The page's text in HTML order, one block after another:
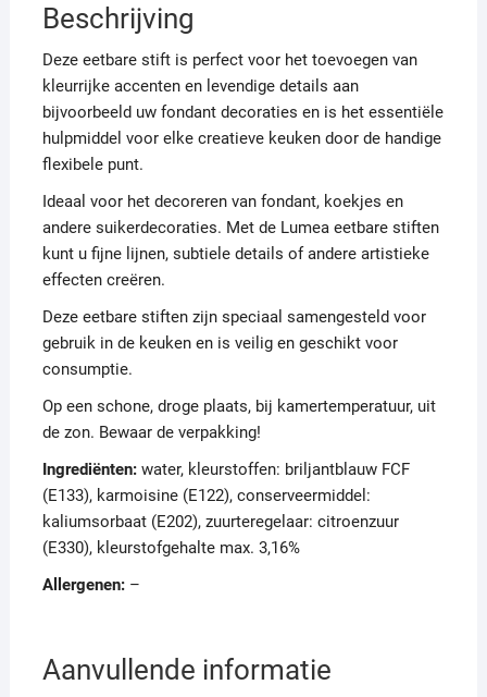
Beschrijving
Deze eetbare stift is perfect voor het toevoegen van
kleurrijke accenten en levendige details aan
bijvoorbeeld uw fondant decoraties en is het essentiële
hulpmiddel voor elke creatieve keuken door de handige
flexibele punt.
Ideaal voor het decoreren van fondant, koekjes en
andere suikerdecoraties. Met de Lumea eetbare stiften
kunt u fijne lijnen, subtiele details of andere artistieke
effecten creëren.
Deze eetbare stiften zijn speciaal samengesteld voor
gebruik in de keuken en is veilig en geschikt voor
consumptie.
Op een schone, droge plaats, bij kamertemperatuur, uit
de zon. Bewaar de verpakking!
Ingrediënten:water, kleurstoffen: briljantblauw FCF
(E133), karmoisine (E122), conserveermiddel:
kaliumsorbaat (E202), zuurteregelaar: citroenzuur
(E330), kleurstofgehalte max. 3,16%
Allergenen: –
Aanvullende informatie